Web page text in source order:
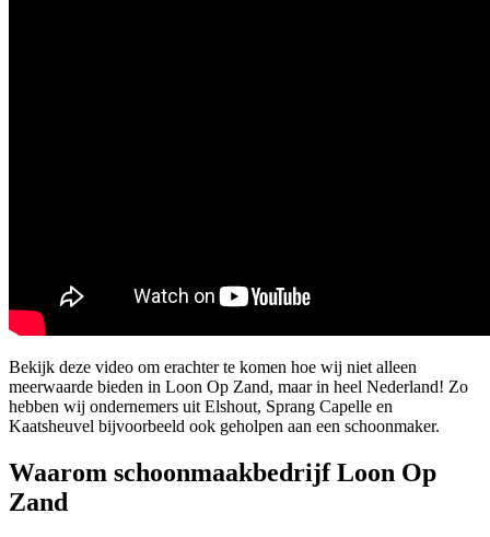
Bekijk deze video om erachter te komen hoe wij niet alleen
meerwaarde bieden in Loon Op Zand, maar in heel Nederland! Zo
hebben wij ondernemers uit Elshout, Sprang Capelle en
Kaatsheuvel bijvoorbeeld ook geholpen aan een schoonmaker.
Waarom schoonmaakbedrijf Loon Op
Zand